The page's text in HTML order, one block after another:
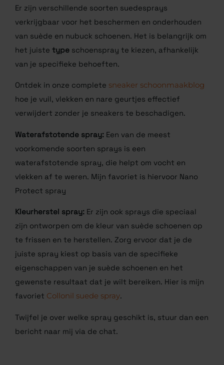
Er zijn verschillende soorten suedesprays
verkrijgbaar voor het beschermen en onderhouden
van suède en nubuck schoenen. Het is belangrijk om
het juiste type schoenspray te kiezen, afhankelijk
van je specifieke behoeften.
Ontdek in onze complete sneaker schoonmaakblog
hoe je vuil, vlekken en nare geurtjes effectief
verwijdert zonder je sneakers te beschadigen.
Waterafstotende spray: Een van de meest
voorkomende soorten sprays is een
waterafstotende spray, die helpt om vocht en
vlekken af te weren. Mijn favoriet is hiervoor Nano
Protect spray
Kleurherstel spray: Er zijn ook sprays die speciaal
zijn ontworpen om de kleur van suède schoenen op
te frissen en te herstellen. Zorg ervoor dat je de
juiste spray kiest op basis van de specifieke
eigenschappen van je suède schoenen en het
gewenste resultaat dat je wilt bereiken. Hier is mijn
favoriet Collonil suede spray.
Twijfel je over welke spray geschikt is, stuur dan een
bericht naar mij via de chat.